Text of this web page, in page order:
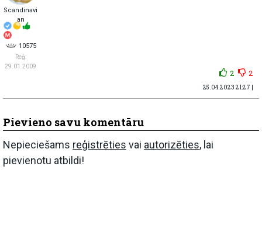
Scandinavi
an
10575
Reģ:
29.01.2009
2 2
25.04.2023 21:27 |
Pievieno savu komentāru
Nepieciešams reģistrēties vai autorizēties, lai
pievienotu atbildi!